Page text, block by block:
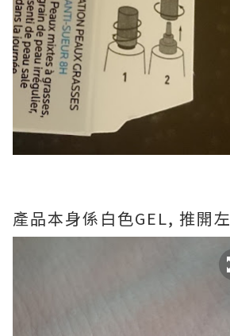
產品本身係白色GEL, 推開